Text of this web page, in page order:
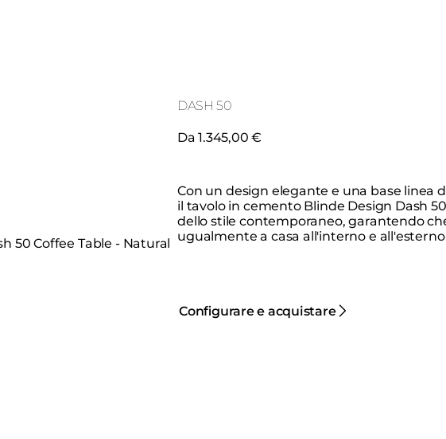
DASH 50
Da 1.345,00 €
Con un design elegante e una base linea
il tavolo in cemento Blinde Design Dash
dello stile contemporaneo, garantendo
ugualmente a casa all'interno e
Configurare e acquistare